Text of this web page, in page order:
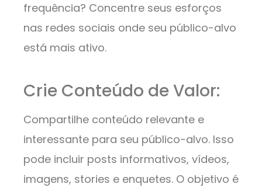
frequência? Concentre seus esforços
nas redes sociais onde seu público-alvo
está mais ativo.
Crie Conteúdo de Valor:
Compartilhe conteúdo relevante e
interessante para seu público-alvo. Isso
pode incluir posts informativos, vídeos,
imagens, stories e enquetes. O objetivo é